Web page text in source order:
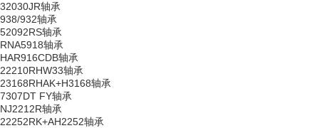
32030JR轴承
938/932轴承
52092RS轴承
RNA5918轴承
HAR916CDB轴承
22210RHW33轴承
23168RHAK+H3168轴承
7307DT FY轴承
NJ2212R轴承
22252RK+AH2252轴承